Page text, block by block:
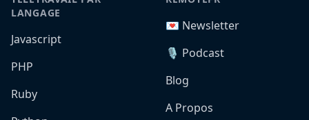
LANGAGE
Javascript
PHP
Ruby
💌 Newsletter
🎙️ Podcast
Blog
A Propos